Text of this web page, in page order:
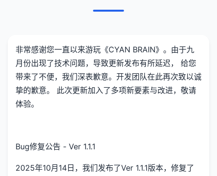
非常感谢您一直以来游玩《CYAN BRAIN》。由于九
月份出现了技术问题，导致更新发布有所延迟， 给您
带来了不便，我们深表歉意。开发团队在此再次致以诚
挚的歉意。 此次更新加入了多项新要素与改进，敬请
体验。
Bug修复公告 - Ver 1.1.1
2025年10月14日，我们发布了Ver 1.1.1版本，修复了